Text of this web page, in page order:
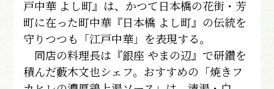
戸中華 よし町』は、かつて日本橋の花街・芳
町に在った町中華『日本橋 よし町』の伝統を
守りつつも「江戸中華」を表現する。
同店の料理長は『銀座 やまの辺』で研鑽を
積んだ藪木文也シェフ。おすすめの「焼きフ